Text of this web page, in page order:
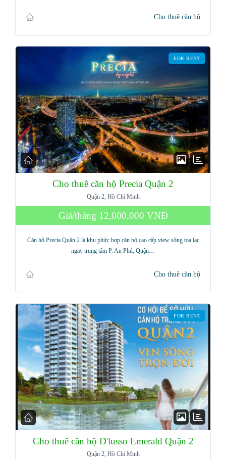
Cho thuê căn hộ
FOR RENT
Cho thuê căn hộ Precia Quận 2
Quận 2, Hồ Chí Minh
Giá/tháng 12,000,000 VNĐ
Căn hộ Precia Quận 2 là khu phức hợp căn hộ cao cấp view sông toạ lạc
ngay trung tâm P. An Phú, Quận…
Cho thuê căn hộ
FOR RENT
Cho thuê căn hộ D'lusso Emerald Quận 2
Quận 2, Hồ Chí Minh